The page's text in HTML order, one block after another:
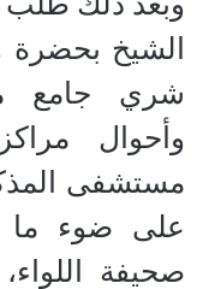
الشيخ بحضرة
شري جامع
وأحوال
مستشفى
على ضوء ما
صحيفة